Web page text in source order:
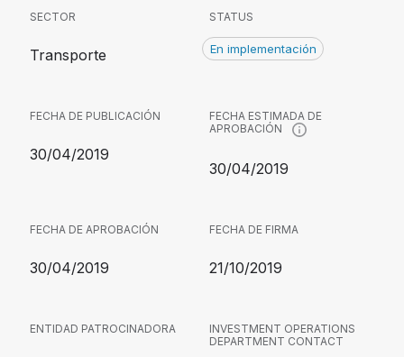
SECTOR
Transporte
STATUS
En implementación
FECHA DE PUBLICACIÓN
30/04/2019
FECHA ESTIMADA DE
APROBACIÓN
30/04/2019
FECHA DE APROBACIÓN
30/04/2019
FECHA DE FIRMA
21/10/2019
ENTIDAD PATROCINADORA
INVESTMENT OPERATIONS
DEPARTMENT CONTACT